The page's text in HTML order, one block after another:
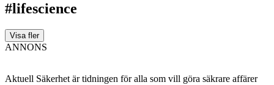
#lifescience
Visa fler
ANNONS
Aktuell Säkerhet är tidningen för alla som vill göra säkrare affärer